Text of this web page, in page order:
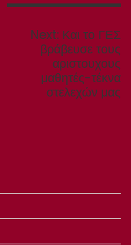
Next: Next
post:
Και το ΓΕΣ
βράβευσε τους
αριστουχους
μαθητές-τέκνα
στελεχών μας